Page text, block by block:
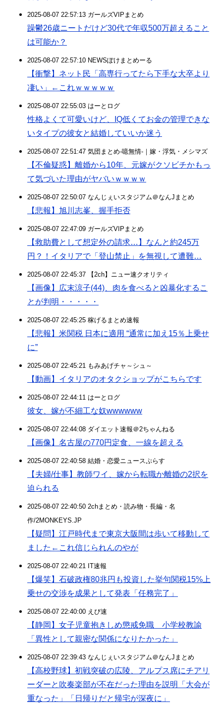
2025-08-07 22:57:13 ガールズVIPまとめ
躁鬱26歳ニートだけど30代で年収500万超えること
は可能か？
2025-08-07 22:57:10 NEWSぽけまとめーる
【衝撃】ネット民「高専行ってたら下手な大卒より
凄い」←これｗｗｗｗｗ
2025-08-07 22:55:03 はーとログ
性格よくて可愛いけど、IQ低くてお金の管理できな
いタイプの彼女と結婚していいか迷う
2025-08-07 22:51:47 気団まとめ-噫無情-｜嫁・浮気・メシマズ
【不倫疑惑】離婚から10年、元嫁がクソビチかもっ
て気づいた理由がヤバいｗｗｗｗ
2025-08-07 22:50:07 なんじぇいスタジアム＠なんJまとめ
【悲報】旭川志峯、握手拒否
2025-08-07 22:47:09 ガールズVIPまとめ
【救助費として想定外の請求…】なんと約245万
円？！イタリアで「登山禁止」を無視して遭難…
2025-08-07 22:45:37 【2ch】ニュー速クオリティ
【画像】広末涼子(44)、肉を食べると凶暴化するこ
とが判明・・・・・
2025-08-07 22:45:25 稼げるまとめ速報
【悲報】米関税 日本に適用 “通常に加え15％上乗せ
に”
2025-08-07 22:45:21 もみあげチャ～シュ～
【動画】イタリアのオタクショップがこちらです
2025-08-07 22:44:11 はーとログ
彼女、嫁が不細工な奴wwwwww
2025-08-07 22:44:08 ダイエット速報＠2ちゃんねる
【画像】名古屋の770円定食、一線を超える
2025-08-07 22:40:58 結婚・恋愛ニュースぷらす
【夫婦/仕事】教師ワイ、嫁から転職か離婚の2択を
迫られる
2025-08-07 22:40:50 2chまとめ・読み物・長編・名
作/2MONKEYS.JP
【疑問】江戸時代まで東京大阪間は歩いて移動して
ました←これ信じられんのやが
2025-08-07 22:40:21 IT速報
【爆笑】石破政権80兆円も投資した挙句関税15%上
乗せの交渉を成果として発表「任務完了」
2025-08-07 22:40:00 えび速
【静岡】女子児童抱きしめ懲戒免職 小学校教諭
「異性として親密な関係になりたかった」
2025-08-07 22:39:43 なんじぇいスタジアム＠なんJまとめ
【高校野球】初戦突破の広陵、アルプス席にチアリ
ーダーと吹奏楽部が不在だった理由を説明「大会が
重なった」「日帰りだと帰宅が深夜に」